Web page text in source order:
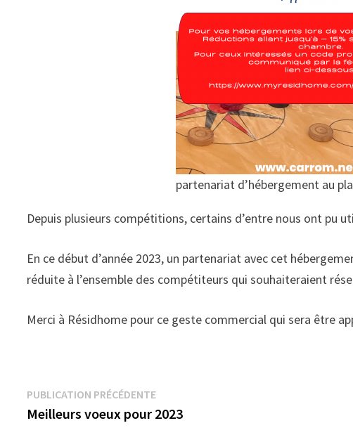
partenariat d’hébergement au
Depuis plusieurs compétitions, certains d’entre nous ont pu
En ce début d’année 2023, un partenariat avec cet
réduite à l’ensemble des compétiteurs qui souhaiteraient
Merci à Résidhome pour ce geste commercial qui sera être
Navigation
de
PUBLICATION PRÉCÉDENTEPublication
précédente :
Meilleurs voeux pour 2023